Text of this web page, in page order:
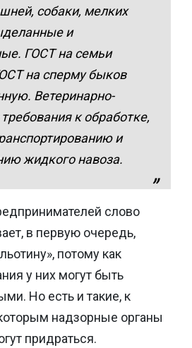
собаки, мелких
и
ГОСТ на семьи
на сперму быков
Ветеринарно-
к обработке,
и
жидкого навоза.
слово
в первую очередь,
потому как
у них могут быть
Но есть и такие, к
надзорные органы
придраться.